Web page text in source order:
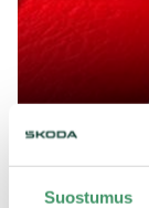
Suostumus
18.6.2020
ŠKODA-
Škoda 130